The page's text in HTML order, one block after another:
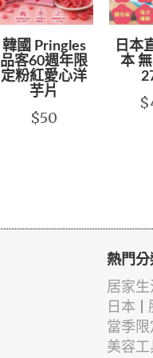
韓國 Pringles
品客60週年限
定粉紅愛心洋
芋片
$50
日本
本
熱門分
居家
日本 |
當季
美容工